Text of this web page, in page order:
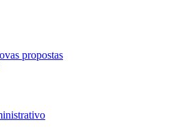
propostas